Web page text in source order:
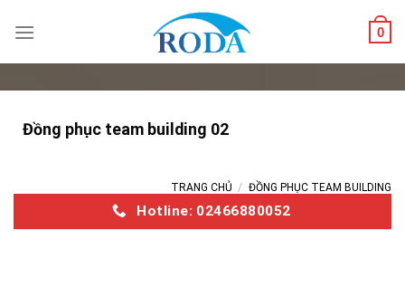
0
Đồng phục team building 02
TRANG CHỦ / ĐỒNG PHỤC TEAM BUILDING
Hotline: 02466880052